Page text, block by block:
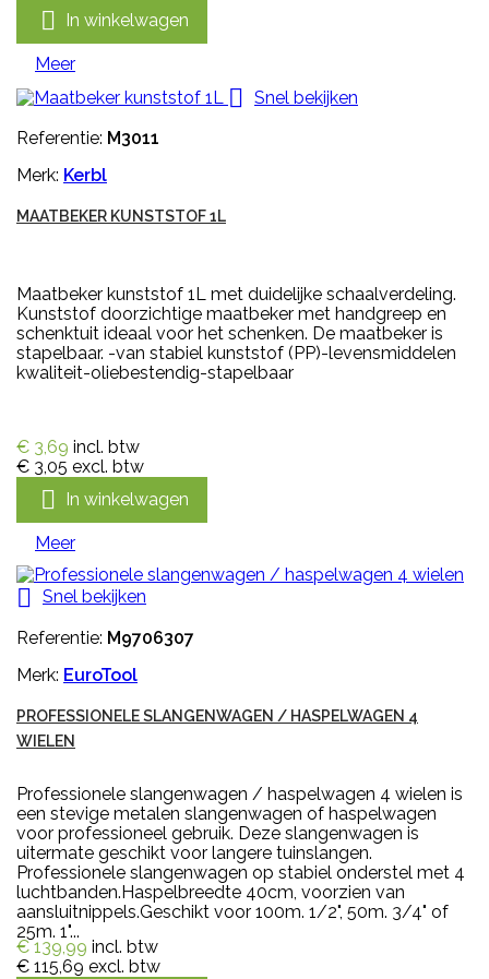
 In winkelwagen
Meer

Snel bekijken
Referentie: M3011
Merk: Kerbl
MAATBEKER KUNSTSTOF 1L
Maatbeker kunststof 1L met duidelijke schaalverdeling.
Kunststof doorzichtige maatbeker met handgreep en
schenktuit ideaal voor het schenken. De maatbeker is
stapelbaar. -van stabiel kunststof (PP)-levensmiddelen
kwaliteit-oliebestendig-stapelbaar
€ 3,69 incl. btw
€ 3,05 excl. btw
 In winkelwagen
Meer

Snel bekijken
Referentie: M9706307
Merk: EuroTool
PROFESSIONELE SLANGENWAGEN / HASPELWAGEN 4
WIELEN
Professionele slangenwagen / haspelwagen 4 wielen is
een stevige metalen slangenwagen of haspelwagen
voor professioneel gebruik. Deze slangenwagen is
uitermate geschikt voor langere tuinslangen.
Professionele slangenwagen op stabiel onderstel met 4
luchtbanden.Haspelbreedte 40cm, voorzien van
aansluitnippels.Geschikt voor 100m. 1/2", 50m. 3/4" of
25m. 1"...
€ 139,99 incl. btw
€ 115,69 excl. btw